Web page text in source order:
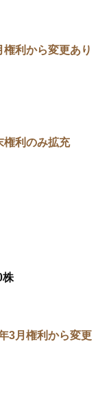
権利から変更あり
権利のみ拡充
株
3月権利から変更